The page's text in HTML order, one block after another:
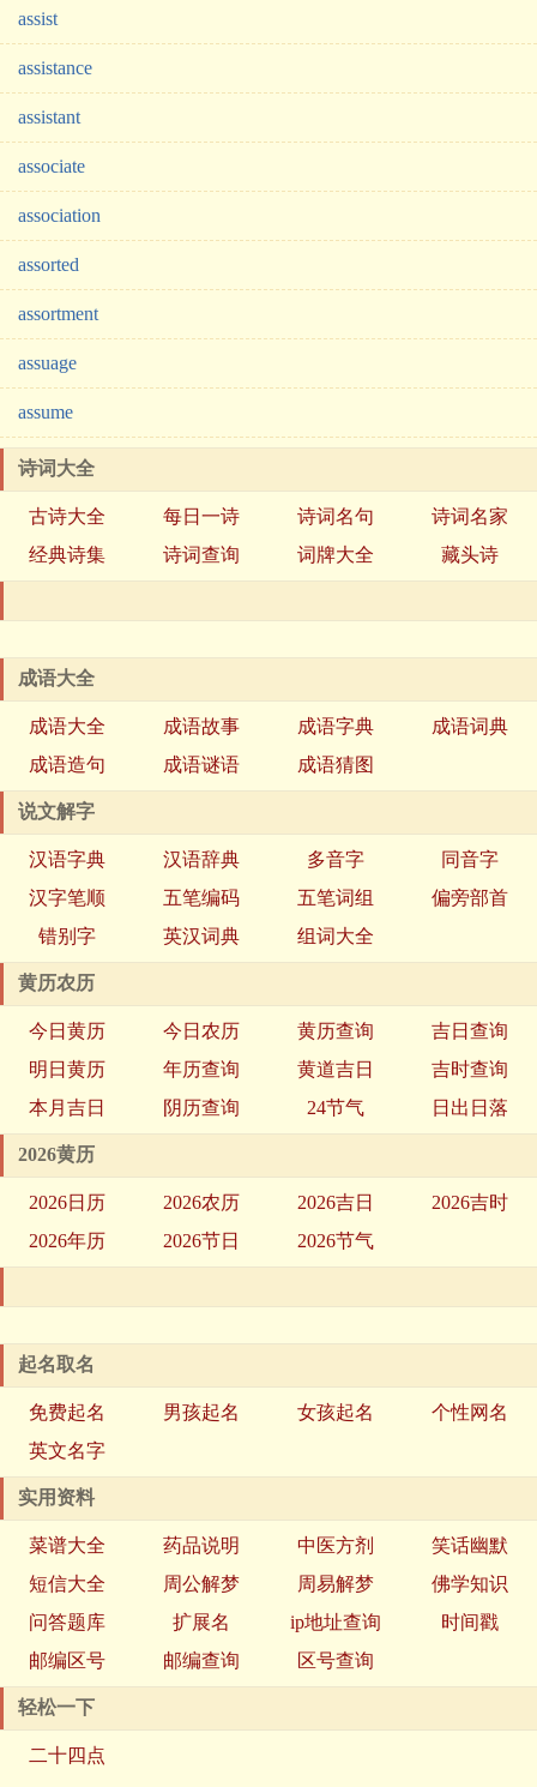
assist
assistance
assistant
associate
association
assorted
assortment
assuage
assume
诗词大全
古诗大全 每日一诗 诗词名句
诗词名家
经典诗集
诗词查询 词牌大全 藏头诗
成语大全
成语大全 成语故事 成语字典
成语词典
成语造句
成语谜语 成语猜图
说文解字
汉语字典 汉语辞典 多音字
同音字
汉字笔顺
五笔编码 五笔词组
偏旁部首
错别字
英汉词典 组词大全
黄历农历
今日黄历 今日农历 黄历查询
吉日查询
明日黄历
年历查询 黄道吉日
吉时查询
本月吉日
阴历查询 24节气 日出日落
2026黄历
2026日历 2026农历 2026吉日
2026吉时
2026年历
2026节日 2026节气
起名取名
免费起名 男孩起名 女孩起名
个性网名
英文名字
实用资料
菜谱大全 药品说明 中医方剂
笑话幽默
短信大全
周公解梦 周易解梦
佛学知识
问答题库
扩展名 ip地址查询
时间戳
邮编区号
邮编查询 区号查询
轻松一下
二十四点